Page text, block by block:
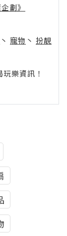
劃》
丶 寵物 丶 扮靚
樂資訊！